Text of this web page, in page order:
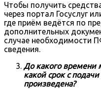
Чтобы получить
через портал Госуслуг
где приём ведётся по
дополнительных
случае необходимости
сведения.
До какого времени
какой срок с
произведена?